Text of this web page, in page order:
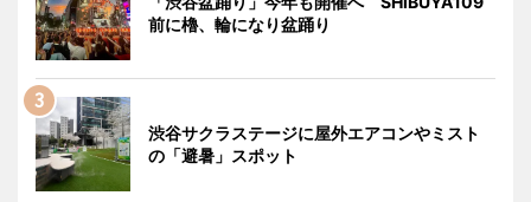
前に櫓、輪になり盆踊り
渋谷サクラステージに屋外エアコンやミスト
の「避暑」スポット